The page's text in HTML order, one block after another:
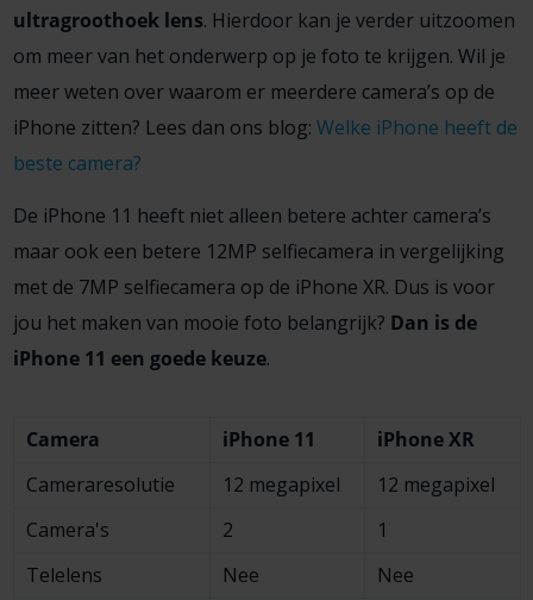
ultragroothoek lens. Hierdoor kan je verder uitzoomen
om meer van het onderwerp op je foto te krijgen. Wil je
meer weten over waarom er meerdere camera’s op de
iPhone zitten? Lees dan ons blog: Welke iPhone heeft de
beste camera?
De iPhone 11 heeft niet alleen betere achter camera’s
maar ook een betere 12MP selfiecamera in vergelijking
met de 7MP selfiecamera op de iPhone XR. Dus is voor
jou het maken van mooie foto belangrijk? Dan is de
iPhone 11 een goede keuze.
Camera iPhone 11
iPhone XR
Camera­resolutie
12 megapixel
12 megapixel
Camera's
2
1
Telelens
Nee
Nee